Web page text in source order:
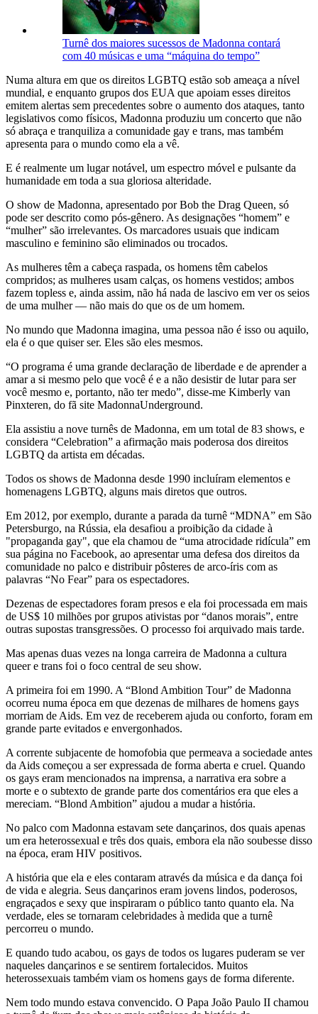
Turnê dos maiores sucessos de Madonna contará
com 40 músicas e uma “máquina do tempo”
Numa altura em que os direitos LGBTQ estão sob ameaça a nível
mundial, e enquanto grupos dos EUA que apoiam esses direitos
emitem alertas sem precedentes sobre o aumento dos ataques, tanto
legislativos como físicos, Madonna produziu um concerto que não
só abraça e tranquiliza a comunidade gay e trans, mas também
apresenta para o mundo como ela a vê.
E é realmente um lugar notável, um espectro móvel e pulsante da
humanidade em toda a sua gloriosa alteridade.
O show de Madonna, apresentado por Bob the Drag Queen, só
pode ser descrito como pós-gênero. As designações “homem” e
“mulher” são irrelevantes. Os marcadores usuais que indicam
masculino e feminino são eliminados ou trocados.
As mulheres têm a cabeça raspada, os homens têm cabelos
compridos; as mulheres usam calças, os homens vestidos; ambos
fazem topless e, ainda assim, não há nada de lascivo em ver os seios
de uma mulher — não mais do que os de um homem.
No mundo que Madonna imagina, uma pessoa não é isso ou aquilo,
ela é o que quiser ser. Eles são eles mesmos.
“O programa é uma grande declaração de liberdade e de aprender a
amar a si mesmo pelo que você é e a não desistir de lutar para ser
você mesmo e, portanto, não ter medo”, disse-me Kimberly van
Pinxteren, do fã site MadonnaUnderground.
Ela assistiu a nove turnês de Madonna, em um total de 83 shows, e
considera “Celebration” a afirmação mais poderosa dos direitos
LGBTQ da artista em décadas.
Todos os shows de Madonna desde 1990 incluíram elementos e
homenagens LGBTQ, alguns mais diretos que outros.
Em 2012, por exemplo, durante a parada da turnê “MDNA” em São
Petersburgo, na Rússia, ela desafiou a proibição da cidade à
"propaganda gay", que ela chamou de “uma atrocidade ridícula” em
sua página no Facebook, ao apresentar uma defesa dos direitos da
comunidade no palco e distribuir pôsteres de arco-íris com as
palavras “No Fear” para os espectadores.
Dezenas de espectadores foram presos e ela foi processada em mais
de US$ 10 milhões por grupos ativistas por “danos morais”, entre
outras supostas transgressões. O processo foi arquivado mais tarde.
Mas apenas duas vezes na longa carreira de Madonna a cultura
queer e trans foi o foco central de seu show.
A primeira foi em 1990. A “Blond Ambition Tour” de Madonna
ocorreu numa época em que dezenas de milhares de homens gays
morriam de Aids. Em vez de receberem ajuda ou conforto, foram em
grande parte evitados e envergonhados.
A corrente subjacente de homofobia que permeava a sociedade antes
da Aids começou a ser expressada de forma aberta e cruel. Quando
os gays eram mencionados na imprensa, a narrativa era sobre a
morte e o subtexto de grande parte dos comentários era que eles a
mereciam. “Blond Ambition” ajudou a mudar a história.
No palco com Madonna estavam sete dançarinos, dos quais apenas
um era heterossexual e três dos quais, embora ela não soubesse disso
na época, eram HIV positivos.
A história que ela e eles contaram através da música e da dança foi
de vida e alegria. Seus dançarinos eram jovens lindos, poderosos,
engraçados e sexy que inspiraram o público tanto quanto ela. Na
verdade, eles se tornaram celebridades à medida que a turnê
percorreu o mundo.
E quando tudo acabou, os gays de todos os lugares puderam se ver
naqueles dançarinos e se sentirem fortalecidos. Muitos
heterossexuais também viam os homens gays de forma diferente.
Nem todo mundo estava convencido. O Papa João Paulo II chamou